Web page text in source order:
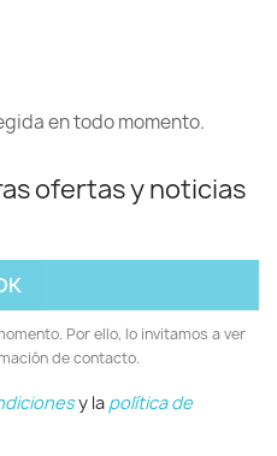
en todo momento.
ofertas y noticias
Por ello, lo invitamos a ver
de contacto.
y la política de